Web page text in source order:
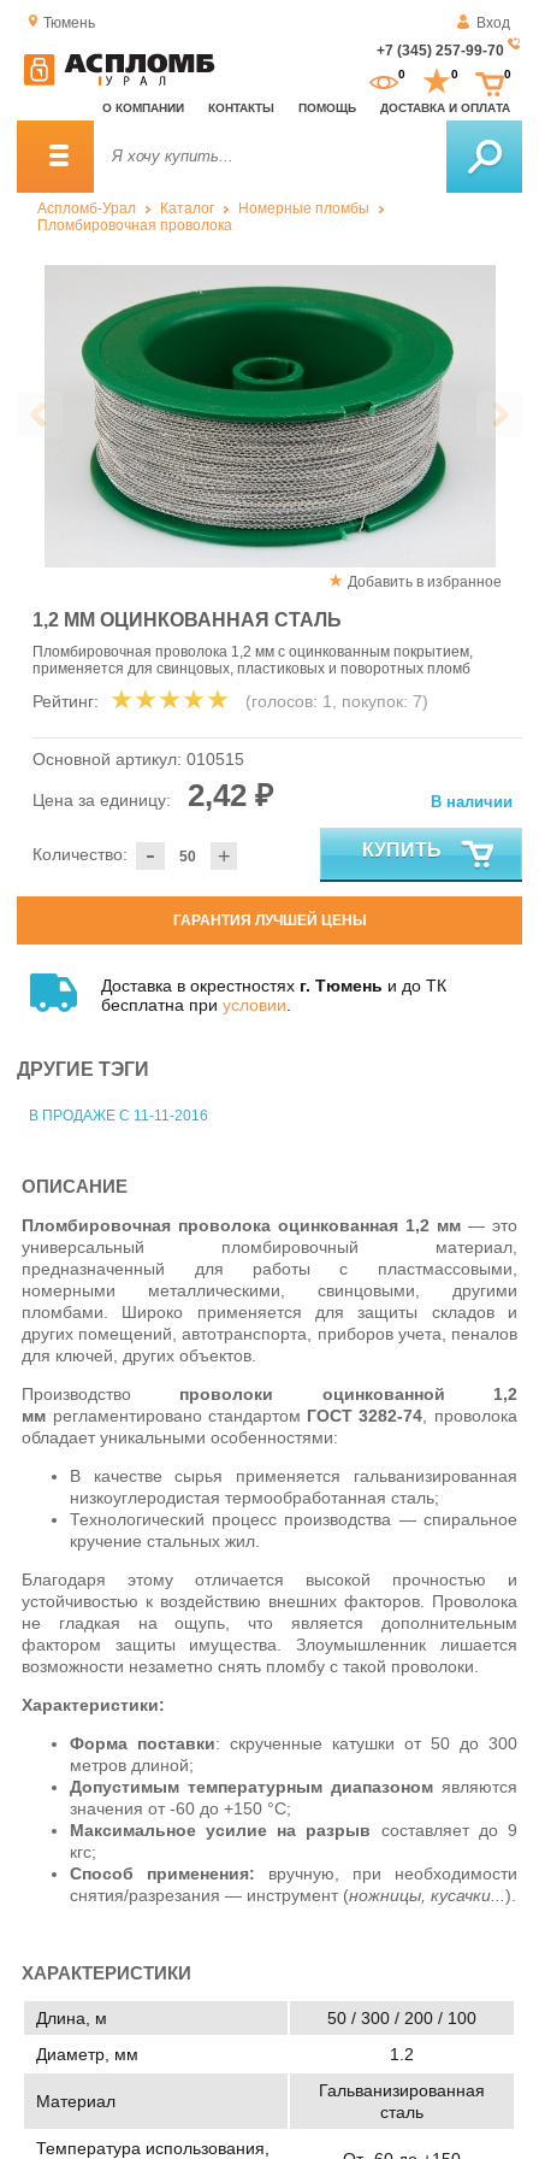
Тюмень
Вход
+7 (345) 257-99-70
О КОМПАНИИ КОНТАКТЫ ПОМОЩЬ ДОСТАВКА И ОПЛАТА
0 0 0
Аспломб-Урал Каталог
Номерные пломбы
Пломбировочная проволока
Добавить в избранное
1,2 ММ ОЦИНКОВАННАЯ СТАЛЬ
Пломбировочная проволока 1,2 мм с оцинкованным покрытием,
применяется для свинцовых, пластиковых и поворотных пломб
Рейтинг: (голосов: 1, покупок: 7)
Основной артикул: 010515
Цена за единицу: 2,42 ₽
- +
Количество:
В наличии
КУПИТЬ
ГАРАНТИЯ ЛУЧШЕЙ ЦЕНЫ
Доставка в окрестностях г. Тюмень и до ТК
бесплатна при условии
ДРУГИЕ ТЭГИ
В ПРОДАЖЕ С 11-11-2016
ОПИСАНИЕ
Пломбировочная проволока оцинкованная 1,2 мм— это
универсальный пломбировочный материал,
предназначенный для работы с пластмассовыми,
номерными металлическими, свинцовыми, другими
пломбами. Широко применяется для защиты складов и
других помещений, автотранспорта, приборов учета, пеналов
для ключей, других объектов.
Производство проволоки оцинкованной 1,2
мм регламентировано стандартом ГОСТ 3282-74 , проволока
обладает уникальными особенностями:
В качестве сырья применяется гальванизированная
низкоуглеродистая термообработанная сталь;
Технологический процесс производства — спиральное
кручение стальных жил.
Благодаря этому отличается высокой прочностью и
устойчивостью к воздействию внешних факторов. Проволока
не гладкая на ощупь, что является дополнительным
фактором защиты имущества. Злоумышленник лишается
возможности незаметно снять пломбу с такой проволоки.
Характеристики:
Форма поставки: скрученные катушки от 50 до 300
метров длиной;
Допустимым температурным диапазономявляются
значения от -60 до +150 °C;
Максимальное усилие на разрыв составляет до 9
кгс;
Способ применения: вручную, при необходимости
снятия/разрезания — инструмент (ножницы, кусачки...).
ХАРАКТЕРИСТИКИ
Длина, м
50 / 300 / 200 / 100
Диаметр, мм
1.2
Материал
Гальванизированная
сталь
Температура использования,